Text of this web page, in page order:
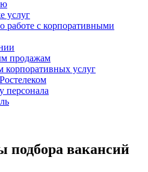
услуг
работе с корпоративными
продажам
корпоративных услуг
персонала
вакансий